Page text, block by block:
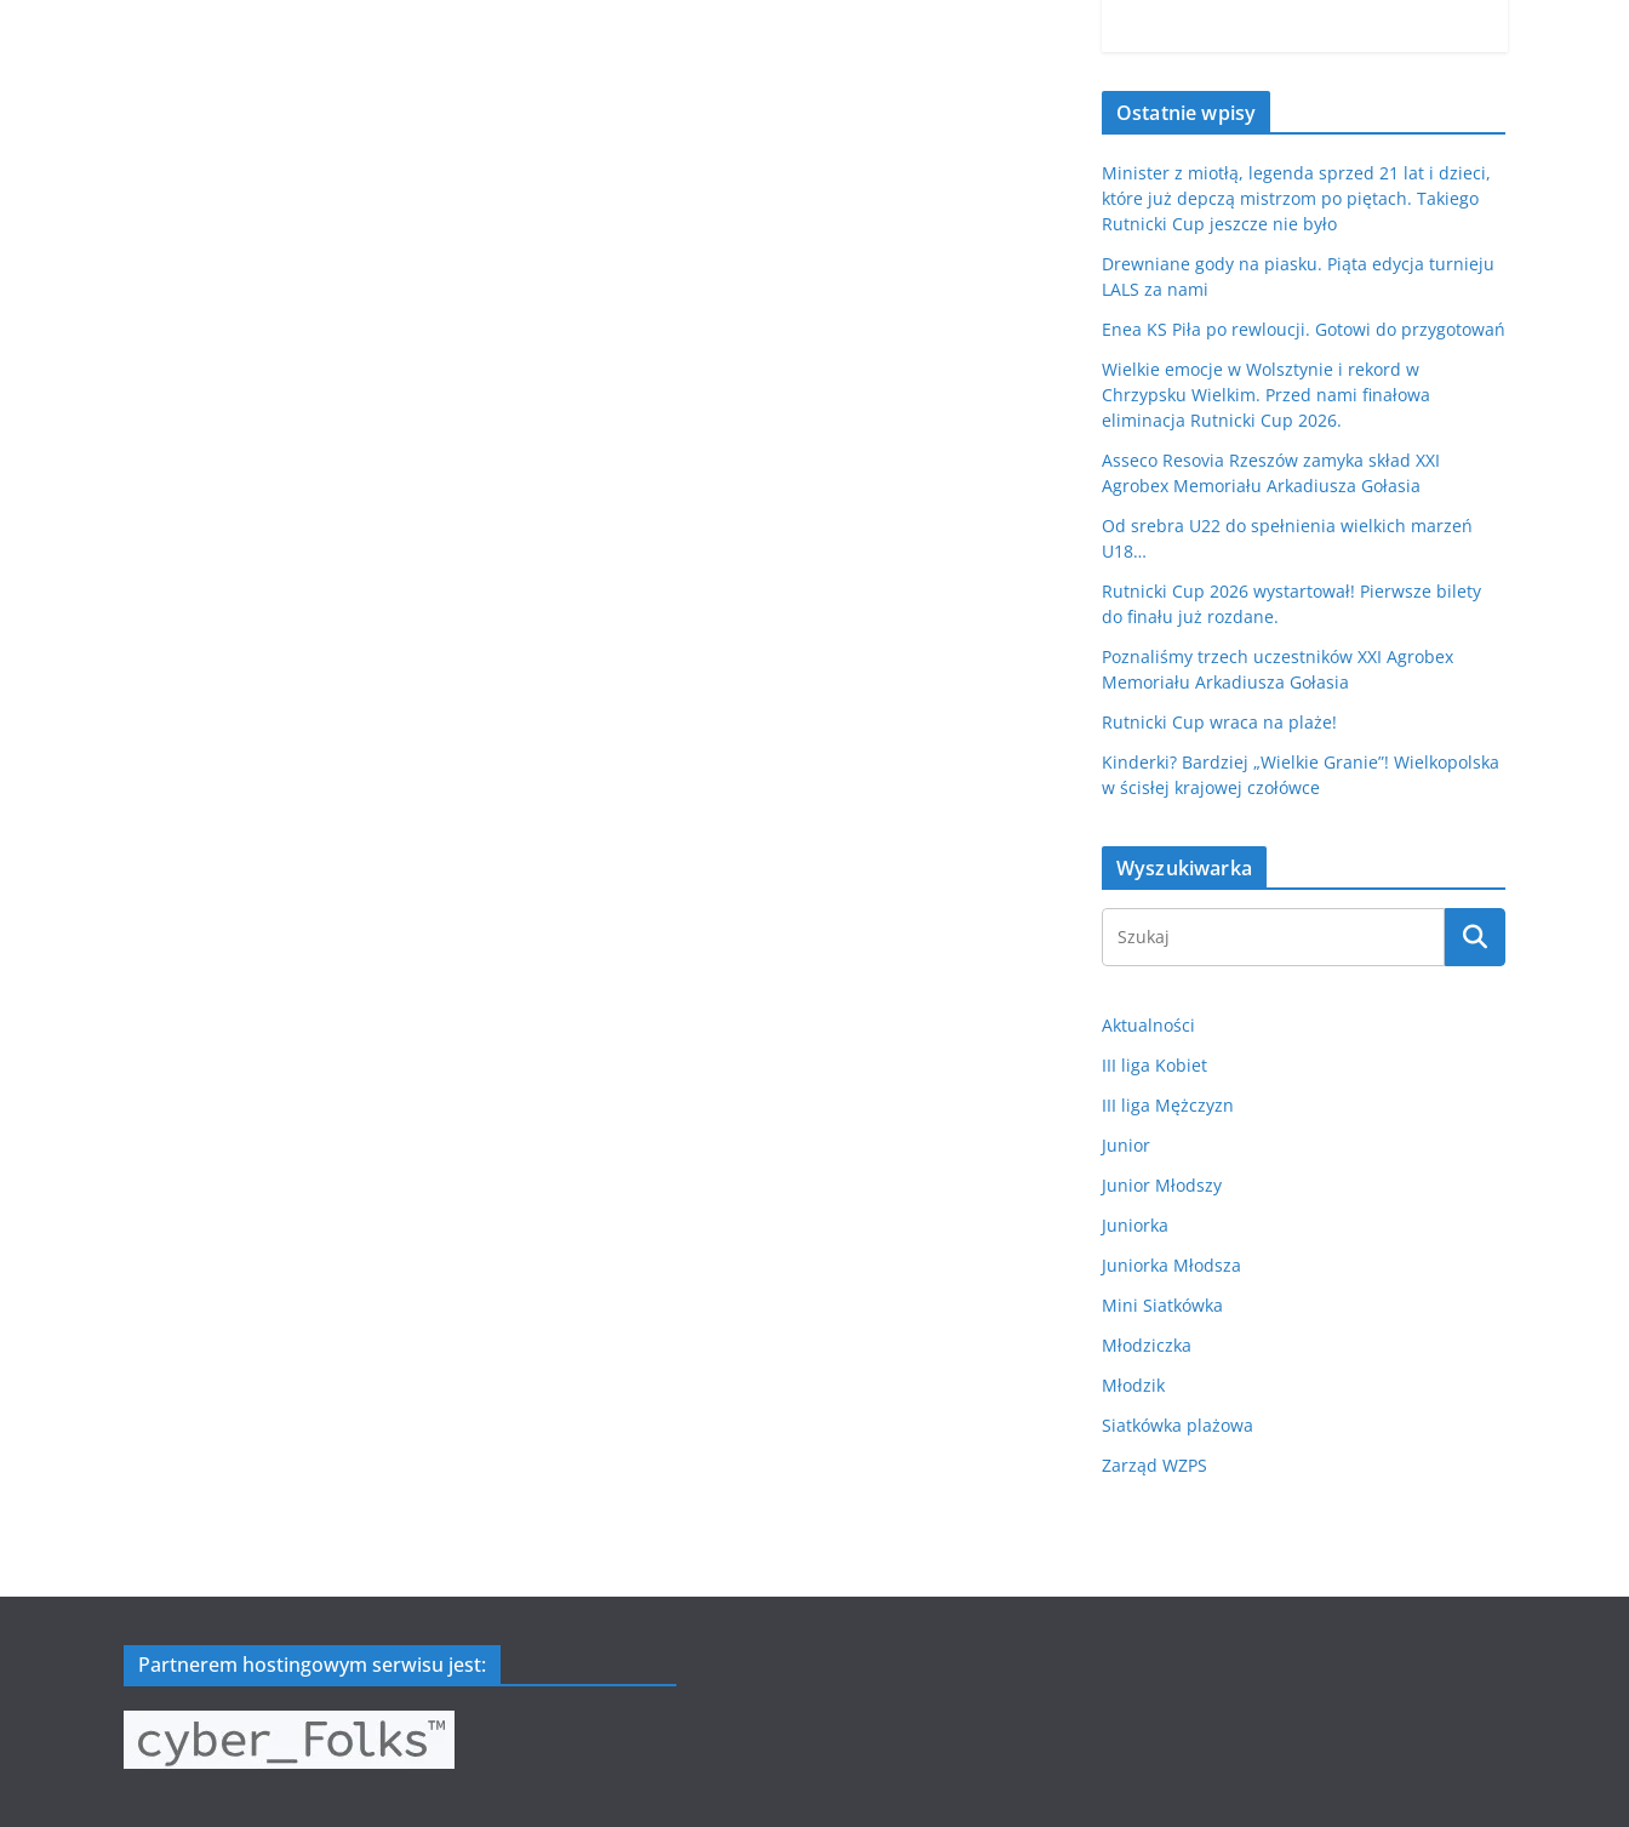
Ostatnie wpisy
Minister z miotłą, legenda sprzed 21 lat i dzieci,
które już depczą mistrzom po piętach. Takiego
Rutnicki Cup jeszcze nie było
Drewniane gody na piasku. Piąta edycja turnieju
LALS za nami
Enea KS Piła po rewloucji. Gotowi do przygotowań
Wielkie emocje w Wolsztynie i rekord w
Chrzypsku Wielkim. Przed nami finałowa
eliminacja Rutnicki Cup 2026.
Asseco Resovia Rzeszów zamyka skład XXI
Agrobex Memoriału Arkadiusza Gołasia
Od srebra U22 do spełnienia wielkich marzeń
U18…
Rutnicki Cup 2026 wystartował! Pierwsze bilety
do finału już rozdane.
Poznaliśmy trzech uczestników XXI Agrobex
Memoriału Arkadiusza Gołasia
Rutnicki Cup wraca na plaże!
Kinderki? Bardziej „Wielkie Granie”! Wielkopolska
w ścisłej krajowej czołówce
Wyszukiwarka
Aktualności
III liga Kobiet
III liga Mężczyzn
Junior
Junior Młodszy
Juniorka
Juniorka Młodsza
Mini Siatkówka
Młodziczka
Młodzik
Siatkówka plażowa
Zarząd WZPS
Partnerem hostingowym serwisu jest: